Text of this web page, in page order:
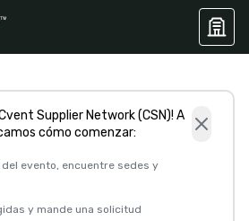
Supplier Network (CSN)! A
cómo comenzar:
evento, encuentre sedes y
y mande una solicitud